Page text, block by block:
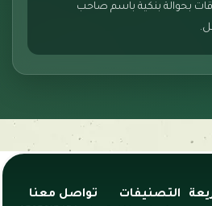
بحوالة بنكية باسم صاحب
التصنيفات تواصل معنا